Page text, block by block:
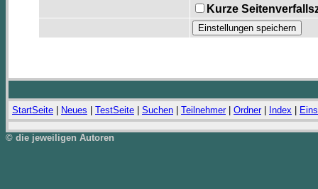
Kurze
StartSeite Neues TestSeite Suchen Teilnehmer| Ordner| Index
© die jeweiligen Autoren